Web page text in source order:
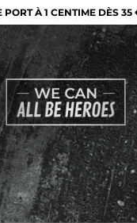
PORT À 1 CENTIME DÈS